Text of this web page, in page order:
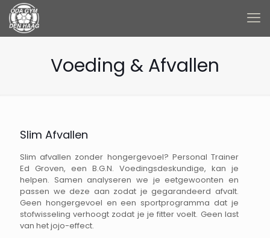
Voeding & Afvallen
Slim Afvallen
Slim afvallen zonder hongergevoel? Personal Trainer
Ed Groven, een B.G.N. Voedingsdeskundige, kan je
helpen. Samen analyseren we je eetgewoonten en
passen we deze aan zodat je gegarandeerd afvalt.
Geen hongergevoel en een sportprogramma dat je
stofwisseling verhoogt zodat je je fitter voelt. Geen last
van het jojo-effect.